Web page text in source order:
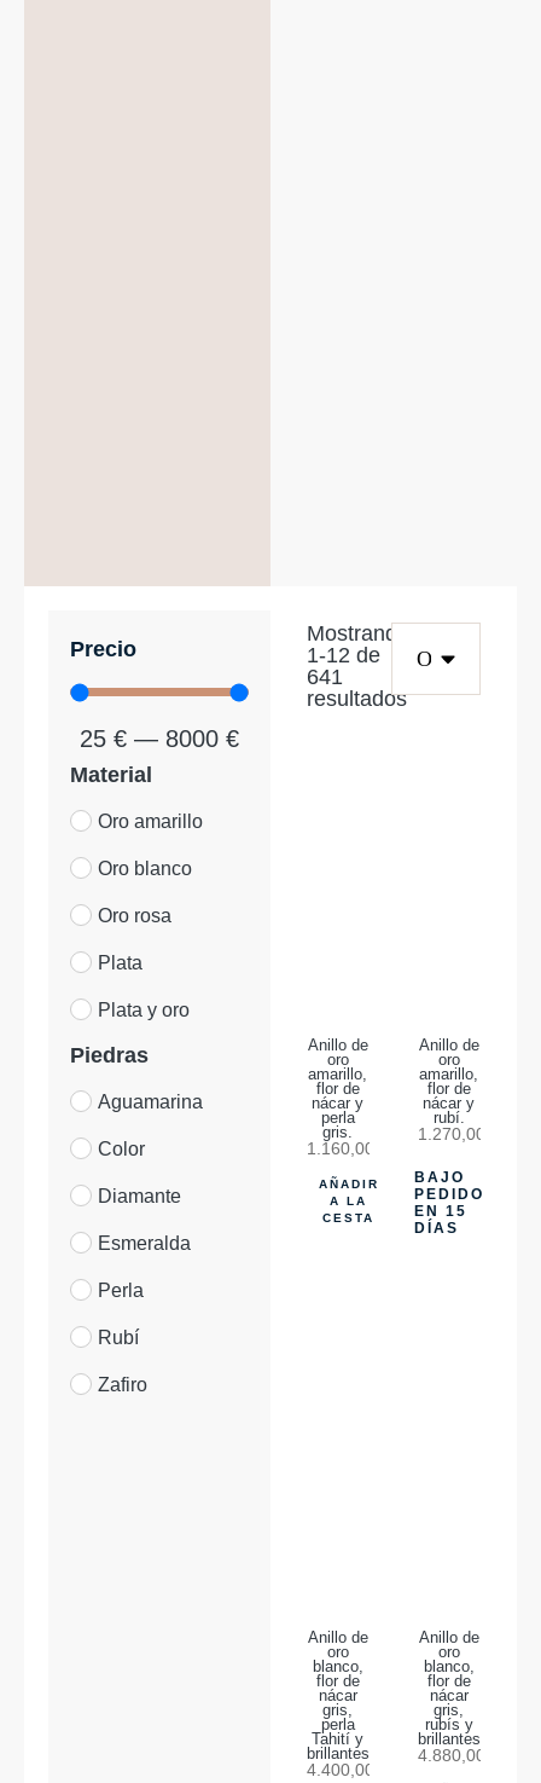
Precio
25€ — 8000€
Material
Oro amarillo
Oro blanco
Oro rosa
Plata
Plata y oro
Piedras
Aguamarina
Color
Diamante
Esmeralda
Perla
Rubí
Zafiro
Mostrando
1-12 de
641
resultados
Anillo de
oro
amarillo,
flor de
nácar y
perla
gris.
1.160,00
AÑADIR
A LA
CESTA
Anillo de
oro
amarillo,
flor de
nácar y
rubí.
1.270,00
BAJO
PEDIDO
EN 15
DÍAS
Anillo de
oro
blanco,
flor de
nácar
gris,
perla
Tahití y
brillantes.
4.400,00
Anillo de
oro
blanco,
flor de
nácar
gris,
rubís y
brillantes.
4.880,00